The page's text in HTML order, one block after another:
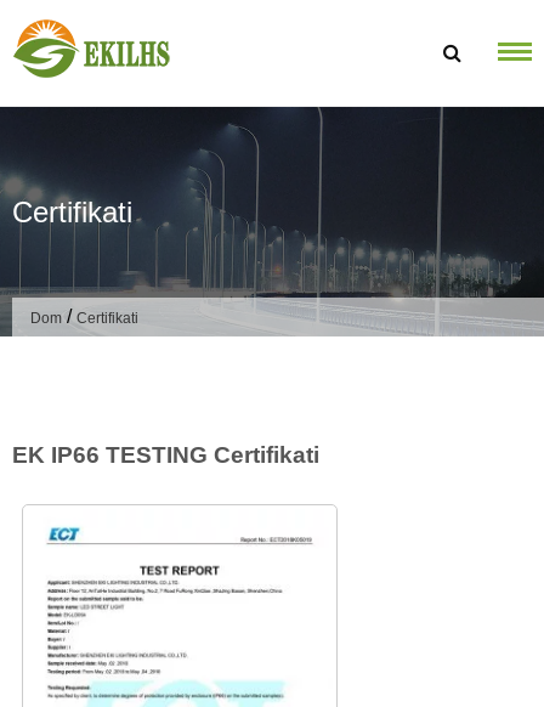
Certifikati
Dom / Certifikati
EK IP66 TESTING Certifikati